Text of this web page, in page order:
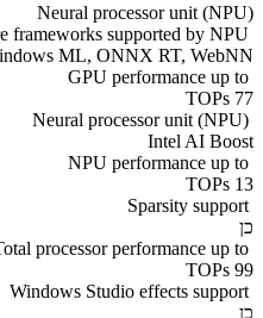
Neural processor unit (NPU)
frameworks supported by NPU
ML, ONNX RT, WebNN
GPU performance up to
77 TOPs
Neural processor unit (NPU)
Intel AI Boost
NPU performance up to
13 TOPs
Sparsity support
כן
processor performance up to
99 TOPs
Windows Studio effects support
כן